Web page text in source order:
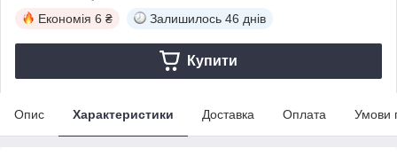
Економія 6 ₴ Залишилось 46 днів
Купити
Опис Характеристики Доставка Оплата Умови